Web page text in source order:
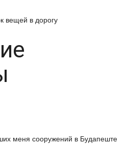
вещей в дорогу
меня сооружений в Будапеште